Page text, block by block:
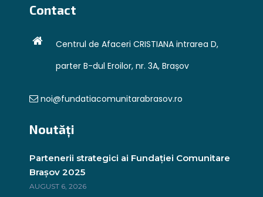
Contact
Centrul de Afaceri CRISTIANA intrarea D,
parter B-dul Eroilor, nr. 3A, Brașov
noi@fundatiacomunitarabrasov.ro
Noutăți
Partenerii strategici ai Fundației Comunitare
Brașov 2025
AUGUST 6, 2026